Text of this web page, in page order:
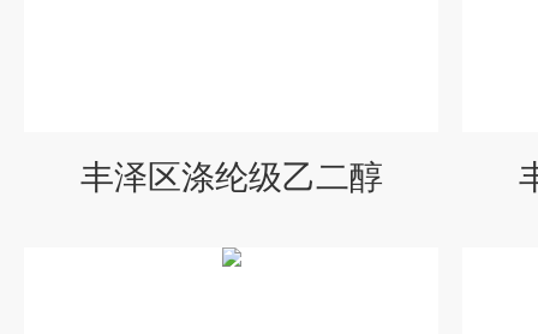
丰泽区涤纶级乙二醇